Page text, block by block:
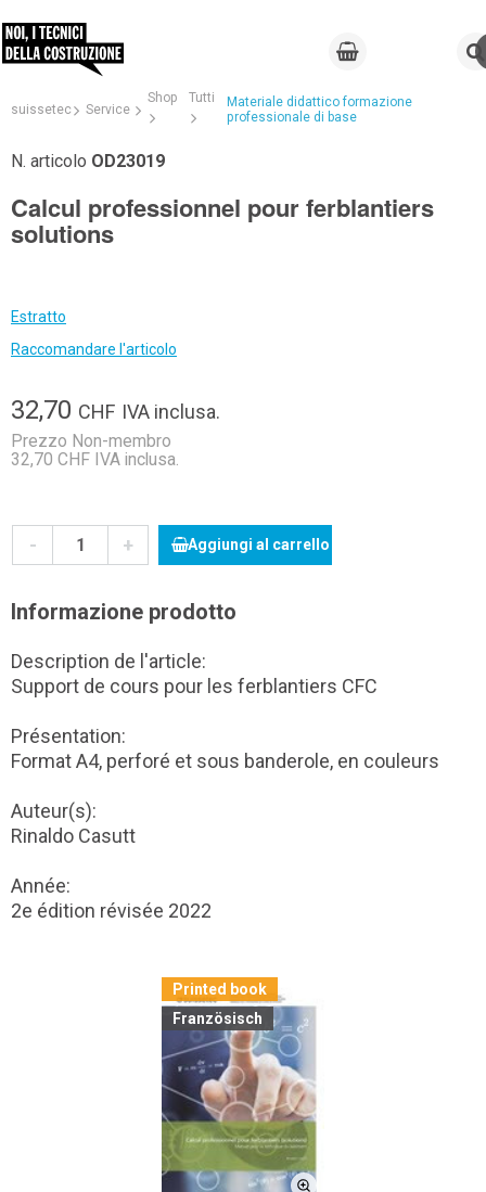
suissetec Service
Shop Tutti
Materiale didattico formazione
professionale di base
N. articolo OD23019
Calcul professionnel pour ferblantiers
solutions
Estratto
Raccomandare l'articolo
32,70 CHF IVA inclusa.
Prezzo Non-membro
32,70 CHF IVA inclusa.
- + Aggiungi al carrello
Informazione prodotto
Description de l'article:
Support de cours pour les ferblantiers CFC
Présentation:
Format A4, perforé et sous banderole, en couleurs
Auteur(s):
Rinaldo Casutt
Année:
2e édition révisée 2022
Printed book
Französisch